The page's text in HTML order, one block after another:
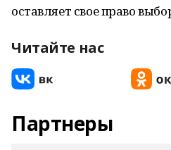
оставляет свое право
Читайте нас
Партнеры